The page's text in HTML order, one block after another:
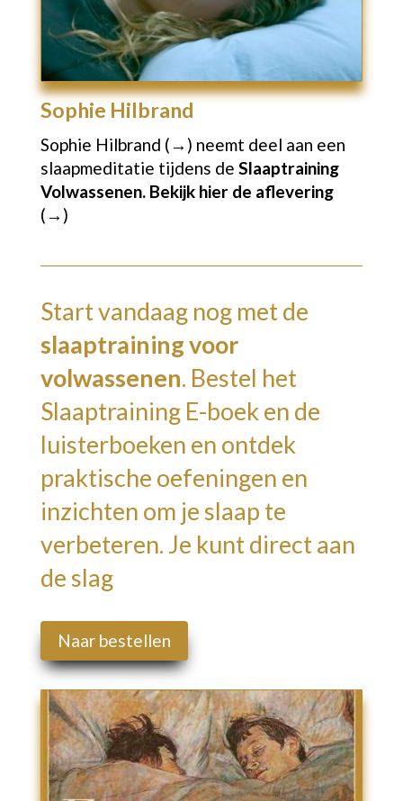
Sophie Hilbrand
Sophie Hilbrand (→) neemt deel aan een
slaapmeditatie tijdens de Slaaptraining
Volwassenen. Bekijk hier de aflevering
(→)
Start vandaag nog met de
slaaptraining voor
volwassenen. Bestel het
Slaaptraining E-boek en de
luisterboeken en ontdek
praktische oefeningen en
inzichten om je slaap te
verbeteren. Je kunt direct aan
de slag
Naar bestellen